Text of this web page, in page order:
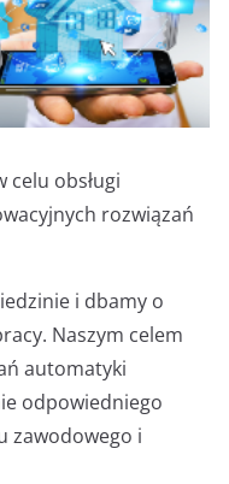
celu obsługi
rozwiązań
i dbamy o
Naszym celem
automatyki
odpowiedniego
zawodowego i